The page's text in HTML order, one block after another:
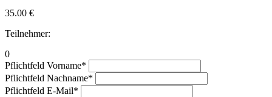
35.00 €
Teilnehmer:
0
Pflichtfeld Vorname*
Pflichtfeld Nachname*
Pflichtfeld E-Mail*